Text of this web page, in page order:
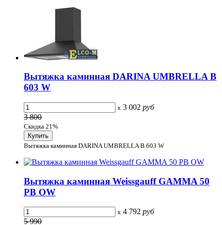
Вытяжка каминная DARINA UMBRELLA B
603 W
x 3 002 руб
3 800
Скидка 21%
Вытяжка каминная DARINA UMBRELLA B 603 W
Вытяжка каминная Weissgauff GAMMA 50
PB OW
x 4 792 руб
5 990